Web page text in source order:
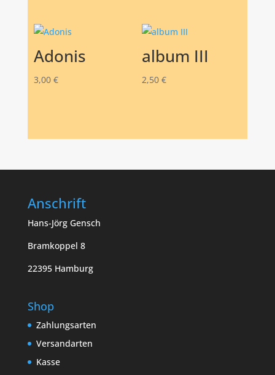
Adonis
3,00 €
album III
2,50 €
Anschrift
Hans-Jörg Gensch
Bramkoppel 8
22395 Hamburg
Shop
Zahlungsarten
Versandarten
Kasse